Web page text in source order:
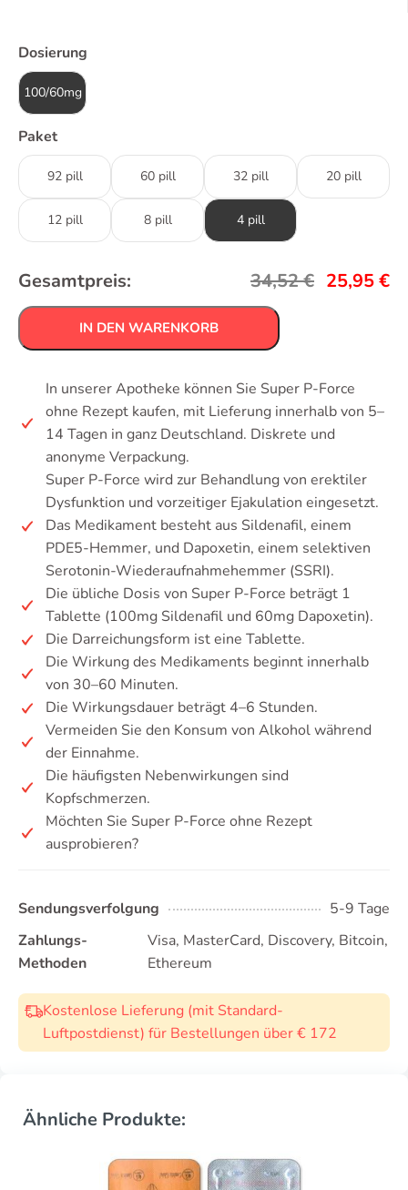
Dosierung
100/60mg
Paket
92 pill 60 pill 32 pill 20 pill
12 pill 8 pill 4 pill
Gesamtpreis: 34,52€ 25,95€
IN DEN WARENKORB
In unserer Apotheke können Sie Super P-Force
ohne Rezept kaufen, mit Lieferung innerhalb von 5–
14 Tagen in ganz Deutschland. Diskrete und
anonyme Verpackung.
Super P-Force wird zur Behandlung von erektiler
Dysfunktion und vorzeitiger Ejakulation eingesetzt.
Das Medikament besteht aus Sildenafil, einem
PDE5-Hemmer, und Dapoxetin, einem selektiven
Serotonin-Wiederaufnahmehemmer (SSRI).
Die übliche Dosis von Super P-Force beträgt 1
Tablette (100mg Sildenafil und 60mg Dapoxetin).
Die Darreichungsform ist eine Tablette.
Die Wirkung des Medikaments beginnt innerhalb
von 30–60 Minuten.
Die Wirkungsdauer beträgt 4–6 Stunden.
Vermeiden Sie den Konsum von Alkohol während
der Einnahme.
Die häufigsten Nebenwirkungen sind
Kopfschmerzen.
Möchten Sie Super P-Force ohne Rezept
ausprobieren?
Sendungsverfolgung
5-9 Tage
Zahlungs-
Methoden
Visa, MasterCard, Discovery, Bitcoin,
Ethereum
Kostenlose Lieferung (mit Standard-
Luftpostdienst) für Bestellungen über € 172
Ähnliche Produkte: